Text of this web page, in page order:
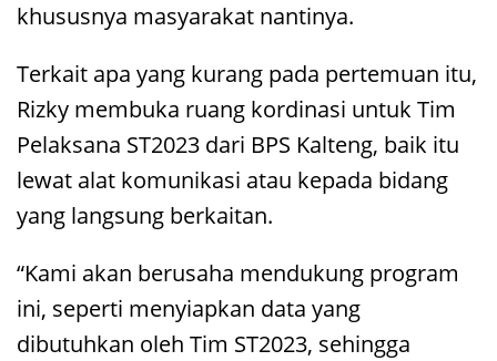
khususnya masyarakat nantinya.
Terkait apa yang kurang pada pertemuan itu,
Rizky membuka ruang kordinasi untuk Tim
Pelaksana ST2023 dari BPS Kalteng, baik itu
lewat alat komunikasi atau kepada bidang
yang langsung berkaitan.
“Kami akan berusaha mendukung program
ini, seperti menyiapkan data yang
dibutuhkan oleh Tim ST2023, sehingga